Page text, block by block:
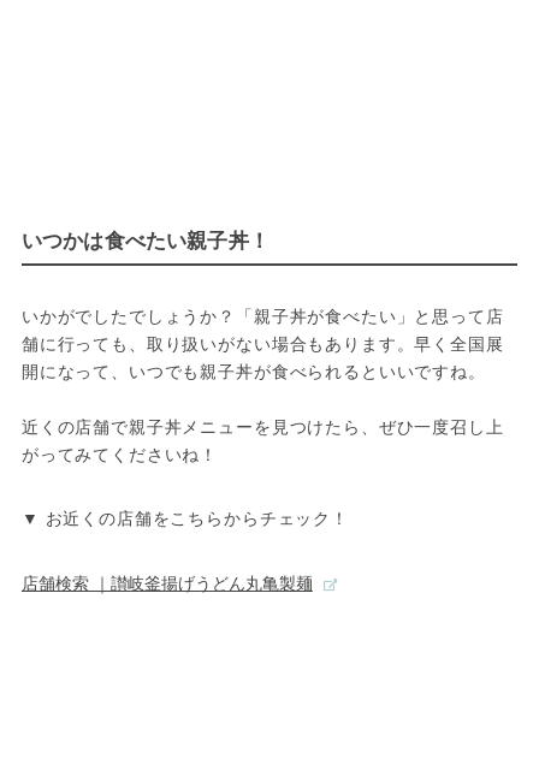
いつかは食べたい親子丼！
いかがでしたでしょうか？「親子丼が食べたい」と思って店
舗に行っても、取り扱いがない場合もあります。早く全国展
開になって、いつでも親子丼が食べられるといいですね。
近くの店舗で親子丼メニューを見つけたら、ぜひ一度召し上
がってみてくださいね！
▼ お近くの店舗をこちらからチェック！
店舗検索 ｜讃岐釜揚げうどん丸亀製麺